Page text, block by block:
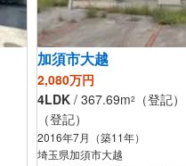
加須市大越
2,080万円
4LDK / 367.69m2
（登記
（登記）
2016年7月（築11年）
埼玉県加須市大越